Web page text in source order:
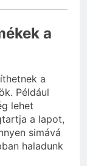
a
a
Például
lehet
a lapot,
simává
haladunk